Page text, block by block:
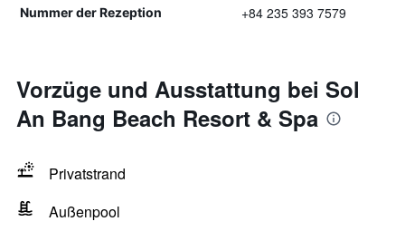
Nummer der Rezeption +84 235 393 7579
Vorzüge und Ausstattung bei Sol
An Bang Beach Resort & Spa
Privatstrand
Außenpool